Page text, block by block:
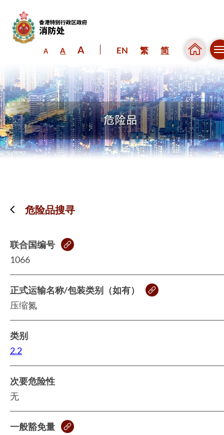
A A A EN 繁 简
危险品搜寻
联合国编号
1066
正式运输名称/包装类别（如有）
压缩氮
类别
2.2
次要危险性
无
一般豁免量